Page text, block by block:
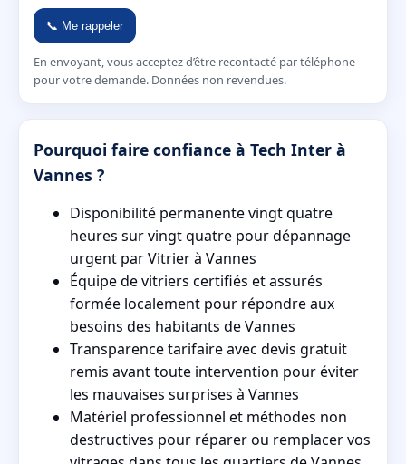
📞 Me rappeler
En envoyant, vous acceptez d’être recontacté par téléphone
pour votre demande. Données non revendues.
Pourquoi faire confiance à Tech Inter à
Vannes ?
Disponibilité permanente vingt quatre
heures sur vingt quatre pour dépannage
urgent par Vitrier à Vannes
Équipe de vitriers certifiés et assurés
formée localement pour répondre aux
besoins des habitants de Vannes
Transparence tarifaire avec devis gratuit
remis avant toute intervention pour éviter
les mauvaises surprises à Vannes
Matériel professionnel et méthodes non
destructives pour réparer ou remplacer vos